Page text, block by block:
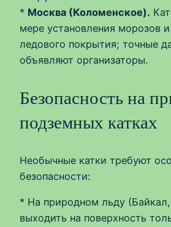
* Москва (Коломенское).
мере установления морозов
ледового покрытия; точные
объявляют организаторы.
Безопасность на
подземных катках
Необычные катки требуют
безопасности:
* На природном льду
выходить на поверхность